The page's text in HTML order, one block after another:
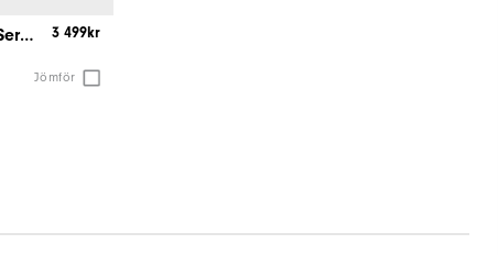
MyJoys Women's Premiere Series Packard BOA
Jömför
3 499kr